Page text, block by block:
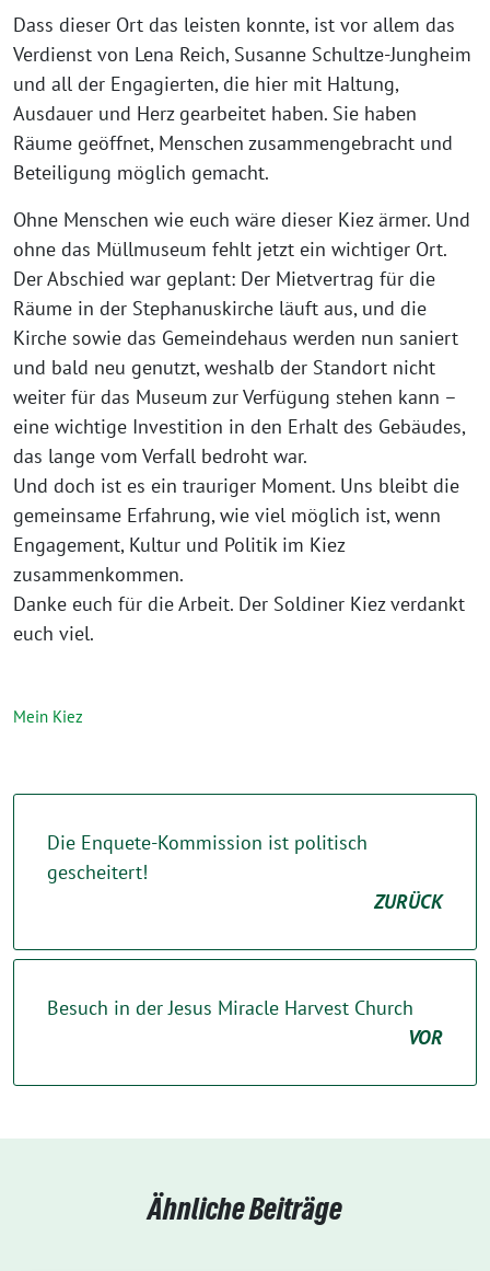
Dass dieser Ort das leisten konnte, ist vor allem das
Verdienst von Lena Reich, Susanne Schultze-Jungheim
und all der Engagierten, die hier mit Haltung,
Ausdauer und Herz gearbeitet haben. Sie haben
Räume geöffnet, Menschen zusammengebracht und
Beteiligung möglich gemacht.
Ohne Menschen wie euch wäre dieser Kiez ärmer. Und
ohne das Müllmuseum fehlt jetzt ein wichtiger Ort.
Der Abschied war geplant: Der Mietvertrag für die
Räume in der Stephanuskirche läuft aus, und die
Kirche sowie das Gemeindehaus werden nun saniert
und bald neu genutzt, weshalb der Standort nicht
weiter für da⁩s Museum zur Verfügung stehen kann –
eine wichtige Investition in den Erhalt des Gebäudes,
das lange vom Verfall bedroht war.
Und doch ist es ein trauriger Moment. Uns bleibt die
gemeinsame Erfahrung, wie viel möglich ist, wenn
Engagement, Kultur und Politik im Kiez
zusammenkommen.
Danke euch für die Arbeit. Der Soldiner Kiez verdankt
euch viel.
Mein Kiez
Die Enquete-Kommission ist politisch
gescheitert!
ZURÜCK
Besuch in der Jesus Miracle Harvest Church
VOR
Ähnliche Beiträge